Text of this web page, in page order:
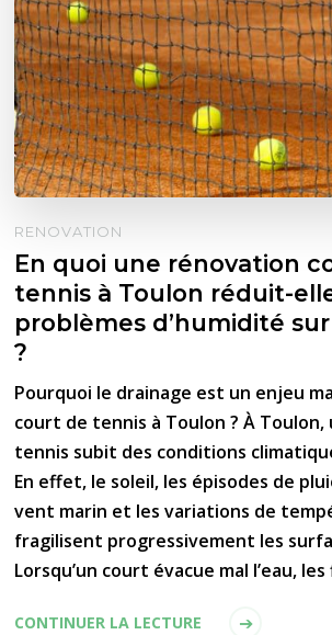
RENOVATION
En quoi une rénovation
tennis à Toulon réduit-
problèmes d’humidité
?
Pourquoi le drainage est un enjeu
court de tennis à Toulon ? À
tennis subit des conditions
En effet, le soleil, les épisodes de
vent marin et les variations de
fragilisent progressivement les
Lorsqu’un court évacue mal l’eau,
CONTINUER LA LECTURE